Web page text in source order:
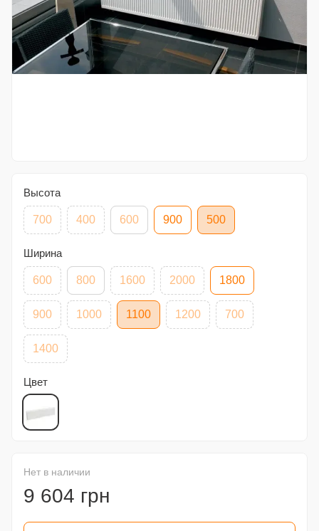
Высота
700 400 600 900 500
Ширина
600 800 1600 2000 1800
900 1000 1100 1200 700
1400
Цвет
Нет в наличии
9 604 грн